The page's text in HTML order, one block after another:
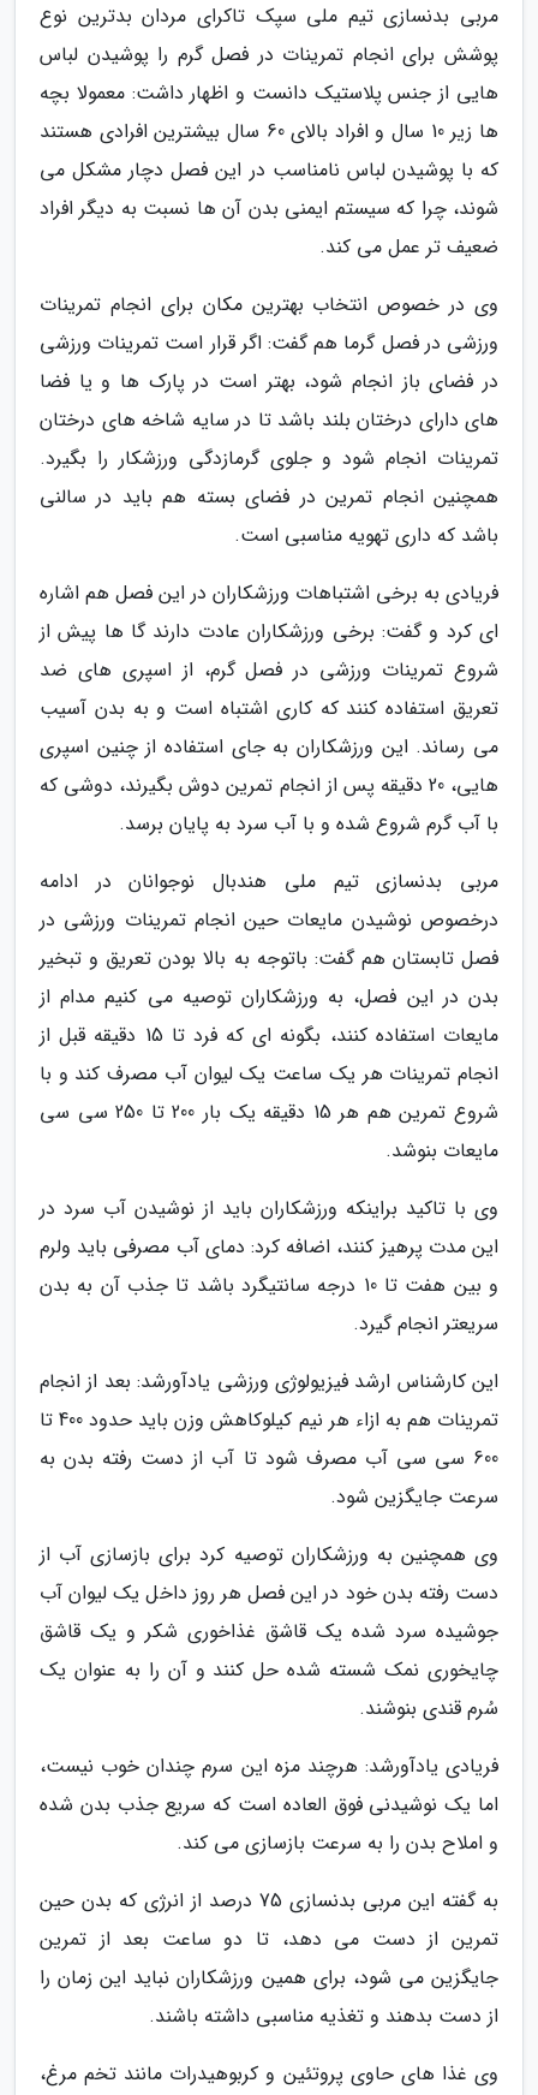
مربی بدنسازی تیم ملی سپک تاکرای مردان بدترین نوع
پوشش برای انجام تمرینات در فصل گرم را پوشیدن لباس
هایی از جنس پلاستیک دانست و اظهار داشت: معمولا بچه
ها زیر 10 سال و افراد بالای 60 سال بیشترین افرادی هستند
که با پوشیدن لباس نامناسب در این فصل دچار مشکل می
شوند، چرا که سیستم ایمنی بدن آن ها نسبت به دیگر افراد
ضعیف تر عمل می کند.
وی در خصوص انتخاب بهترین مکان برای انجام تمرینات
ورزشی در فصل گرما هم گفت: اگر قرار است تمرینات ورزشی
در فضای باز انجام شود، بهتر است در پارک ها و یا فضا
های دارای درختان بلند باشد تا در سایه شاخه های درختان
تمرینات انجام شود و جلوی گرمازدگی ورزشکار را بگیرد.
همچنین انجام تمرین در فضای بسته هم باید در سالنی
باشد که داری تهویه مناسبی است.
فریادی به برخی اشتباهات ورزشکاران در این فصل هم اشاره
ای کرد و گفت: برخی ورزشکاران عادت دارند گا ها پیش از
شروع تمرینات ورزشی در فصل گرم، از اسپری های ضد
تعریق استفاده کنند که کاری اشتباه است و به بدن آسیب
می رساند. این ورزشکاران به جای استفاده از چنین اسپری
هایی، 20 دقیقه پس از انجام تمرین دوش بگیرند، دوشی که
با آب گرم شروع شده و با آب سرد به پایان برسد.
مربی بدنسازی تیم ملی هندبال نوجوانان در ادامه
درخصوص نوشیدن مایعات حین انجام تمرینات ورزشی در
فصل تابستان هم گفت: باتوجه به بالا بودن تعریق و تبخیر
بدن در این فصل، به ورزشکاران توصیه می کنیم مدام از
مایعات استفاده کنند، بگونه ای که فرد تا 15 دقیقه قبل از
انجام تمرینات هر یک ساعت یک لیوان آب مصرف کند و با
شروع تمرین هم هر 15 دقیقه یک بار 200 تا 250 سی سی
مایعات بنوشد.
وی با تاکید براینکه ورزشکاران باید از نوشیدن آب سرد در
این مدت پرهیز کنند، اضافه کرد: دمای آب مصرفی باید ولرم
و بین هفت تا 10 درجه سانتیگرد باشد تا جذب آن به بدن
سریعتر انجام گیرد.
این کارشناس ارشد فیزیولوژی ورزشی یادآورشد: بعد از انجام
تمرینات هم به ازاء هر نیم کیلوکاهش وزن باید حدود 400 تا
600 سی سی آب مصرف شود تا آب از دست رفته بدن به
سرعت جایگزین شود.
وی همچنین به ورزشکاران توصیه کرد برای بازسازی آب از
دست رفته بدن خود در این فصل هر روز داخل یک لیوان آب
جوشیده سرد شده یک قاشق غذاخوری شکر و یک قاشق
چایخوری نمک شسته شده حل کنند و آن را به عنوان یک
سُرم قندی بنوشند.
فریادی یادآورشد: هرچند مزه این سرم چندان خوب نیست،
اما یک نوشیدنی فوق العاده است که سریع جذب بدن شده
و املاح بدن را به سرعت بازسازی می کند.
به گفته این مربی بدنسازی 75 درصد از انرژی که بدن حین
تمرین از دست می دهد، تا دو ساعت بعد از تمرین
جایگزین می شود، برای همین ورزشکاران نباید این زمان را
از دست بدهند و تغذیه مناسبی داشته باشند.
وی غذا های حاوی پروتئین و کربوهیدرات مانند تخم مرغ،